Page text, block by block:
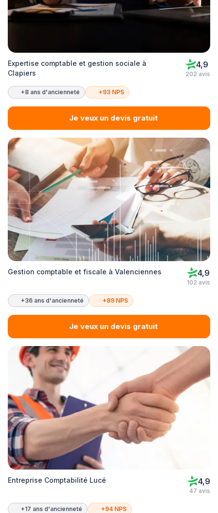
Expertise comptable et gestion sociale à
Clapiers
4,9
202 avis
+8 ans d'ancienneté +93 NPS
Je veux un devis gratuit
Gestion comptable et fiscale à Valenciennes 4,9
102 avis
+36 ans d'ancienneté +89 NPS
Je veux un devis gratuit
Entreprise Comptabilité Lucé 4,9
47 avis
+17 ans d'ancienneté +94 NPS